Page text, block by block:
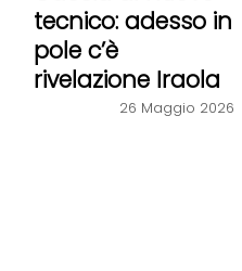
tecnico: adesso in
pole c’è
rivelazione Iraola
26 Maggio 2026